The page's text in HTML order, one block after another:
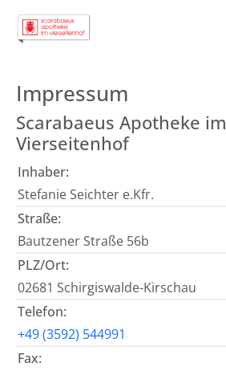
Impressum
Scarabaeus Apotheke im
Vierseitenhof
Inhaber:
Stefanie Seichter e.Kfr.
Straße:
Bautzener Straße 56b
PLZ/Ort:
02681 Schirgiswalde-Kirschau
Telefon:
+49 (3592) 544991
Fax: